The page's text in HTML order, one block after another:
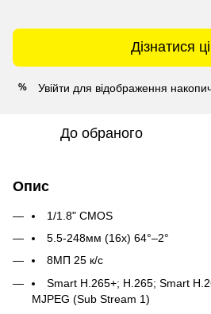
Дізнатися
% Увійти для відображення
До обраного
Опис
1/1.8" CMOS
5.5-248мм (16х) 64°–2°
8МП 25 к/с
Smart H.265+; H.265; Smart
MJPEG (Sub Stream 1)